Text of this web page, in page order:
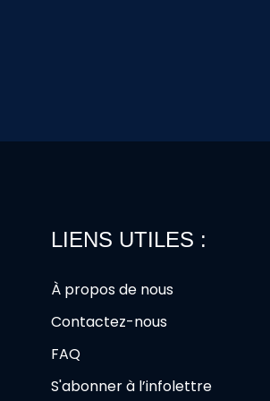
LIENS UTILES :
À propos de nous
Contactez-nous
FAQ
S'abonner à l’infolettre